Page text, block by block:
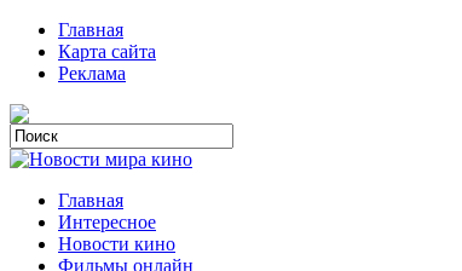
Главная
Карта сайта
Реклама
Главная
Интересное
Новости кино
Фильмы онлайн